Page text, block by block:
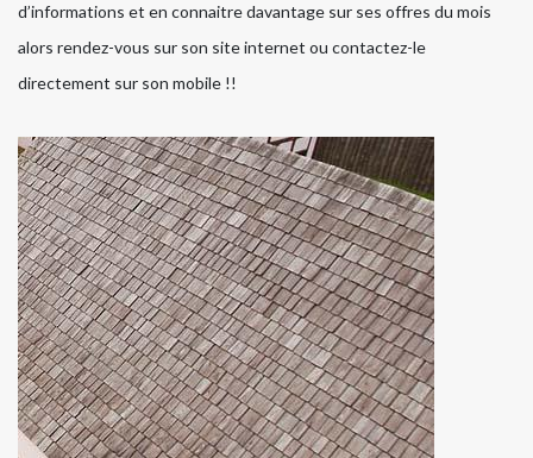
d’informations et en connaitre davantage sur ses offres du mois
alors rendez-vous sur son site internet ou contactez-le
directement sur son mobile !!